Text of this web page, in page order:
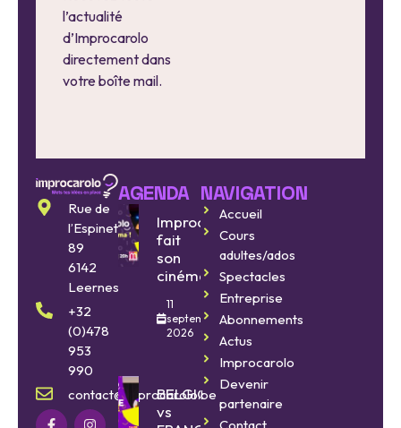
l’actualité
d’Improcarolo
directement dans
votre boîte mail.
Rue de
l’Espinette
89
6142
Leernes
+32
(0)478
953
990
contact@improcarolo.be
AGENDA
Improcarolo
fait
son
cinéma
11
septembre
2026
BELGIQUE
vs
NAVIGATION
Accueil
Cours
adultes/ados
Spectacles
Entreprise
Abonnements
Actus
Improcarolo
Devenir
partenaire